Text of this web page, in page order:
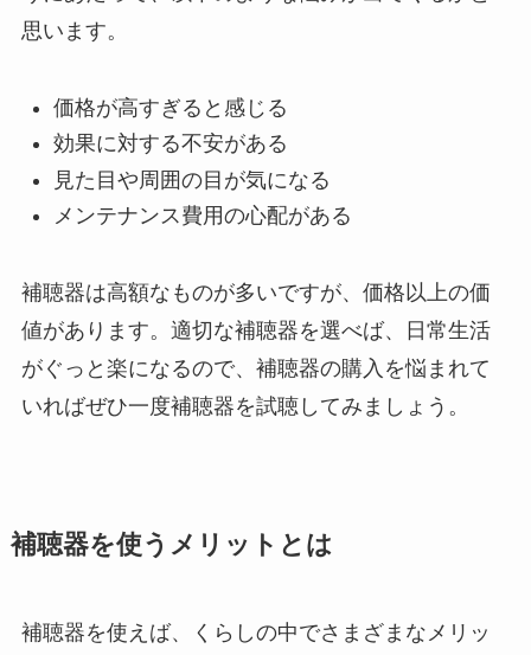
思います。
価格が高すぎると感じる
効果に対する不安がある
見た目や周囲の目が気になる
メンテナンス費用の心配がある
補聴器は高額なものが多いですが、価格以上の価
値があります。適切な補聴器を選べば、日常生活
がぐっと楽になるので、補聴器の購入を悩まれて
いればぜひ一度補聴器を試聴してみましょう。
補聴器を使うメリットとは
補聴器を使えば、くらしの中でさまざまなメリッ